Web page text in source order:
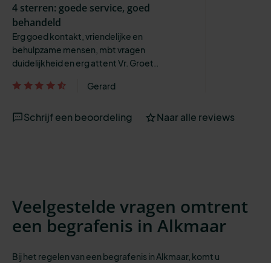
4 sterren: goede service, goed
behandeld
Erg goed kontakt, vriendelijke en
behulpzame mensen, mbt vragen
duidelijkheid en erg attent Vr. Groet..
Gerard
Schrijf een beoordeling Naar alle reviews
Veelgestelde vragen omtrent
een begrafenis in Alkmaar
Bij het regelen van een begrafenis in Alkmaar, komt u